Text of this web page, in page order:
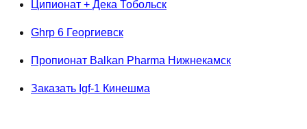
Ципионат + Дека Тобольск
Ghrp 6 Георгиевск
Пропионат Balkan Pharma Нижнекамск
Заказать Igf-1 Кинешма